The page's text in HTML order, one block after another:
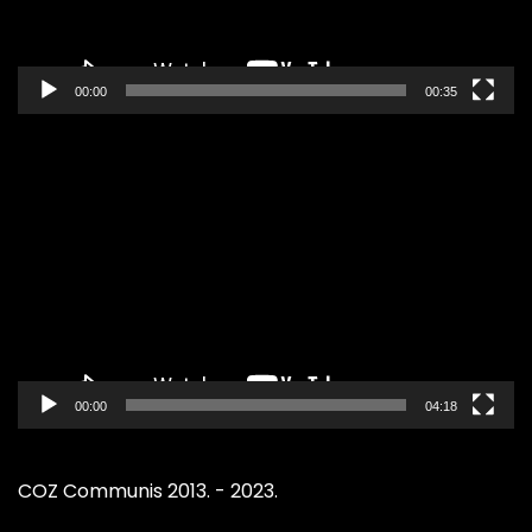
00:00 00:35
00:00 04:18
COZ Communis 2013. - 2023.